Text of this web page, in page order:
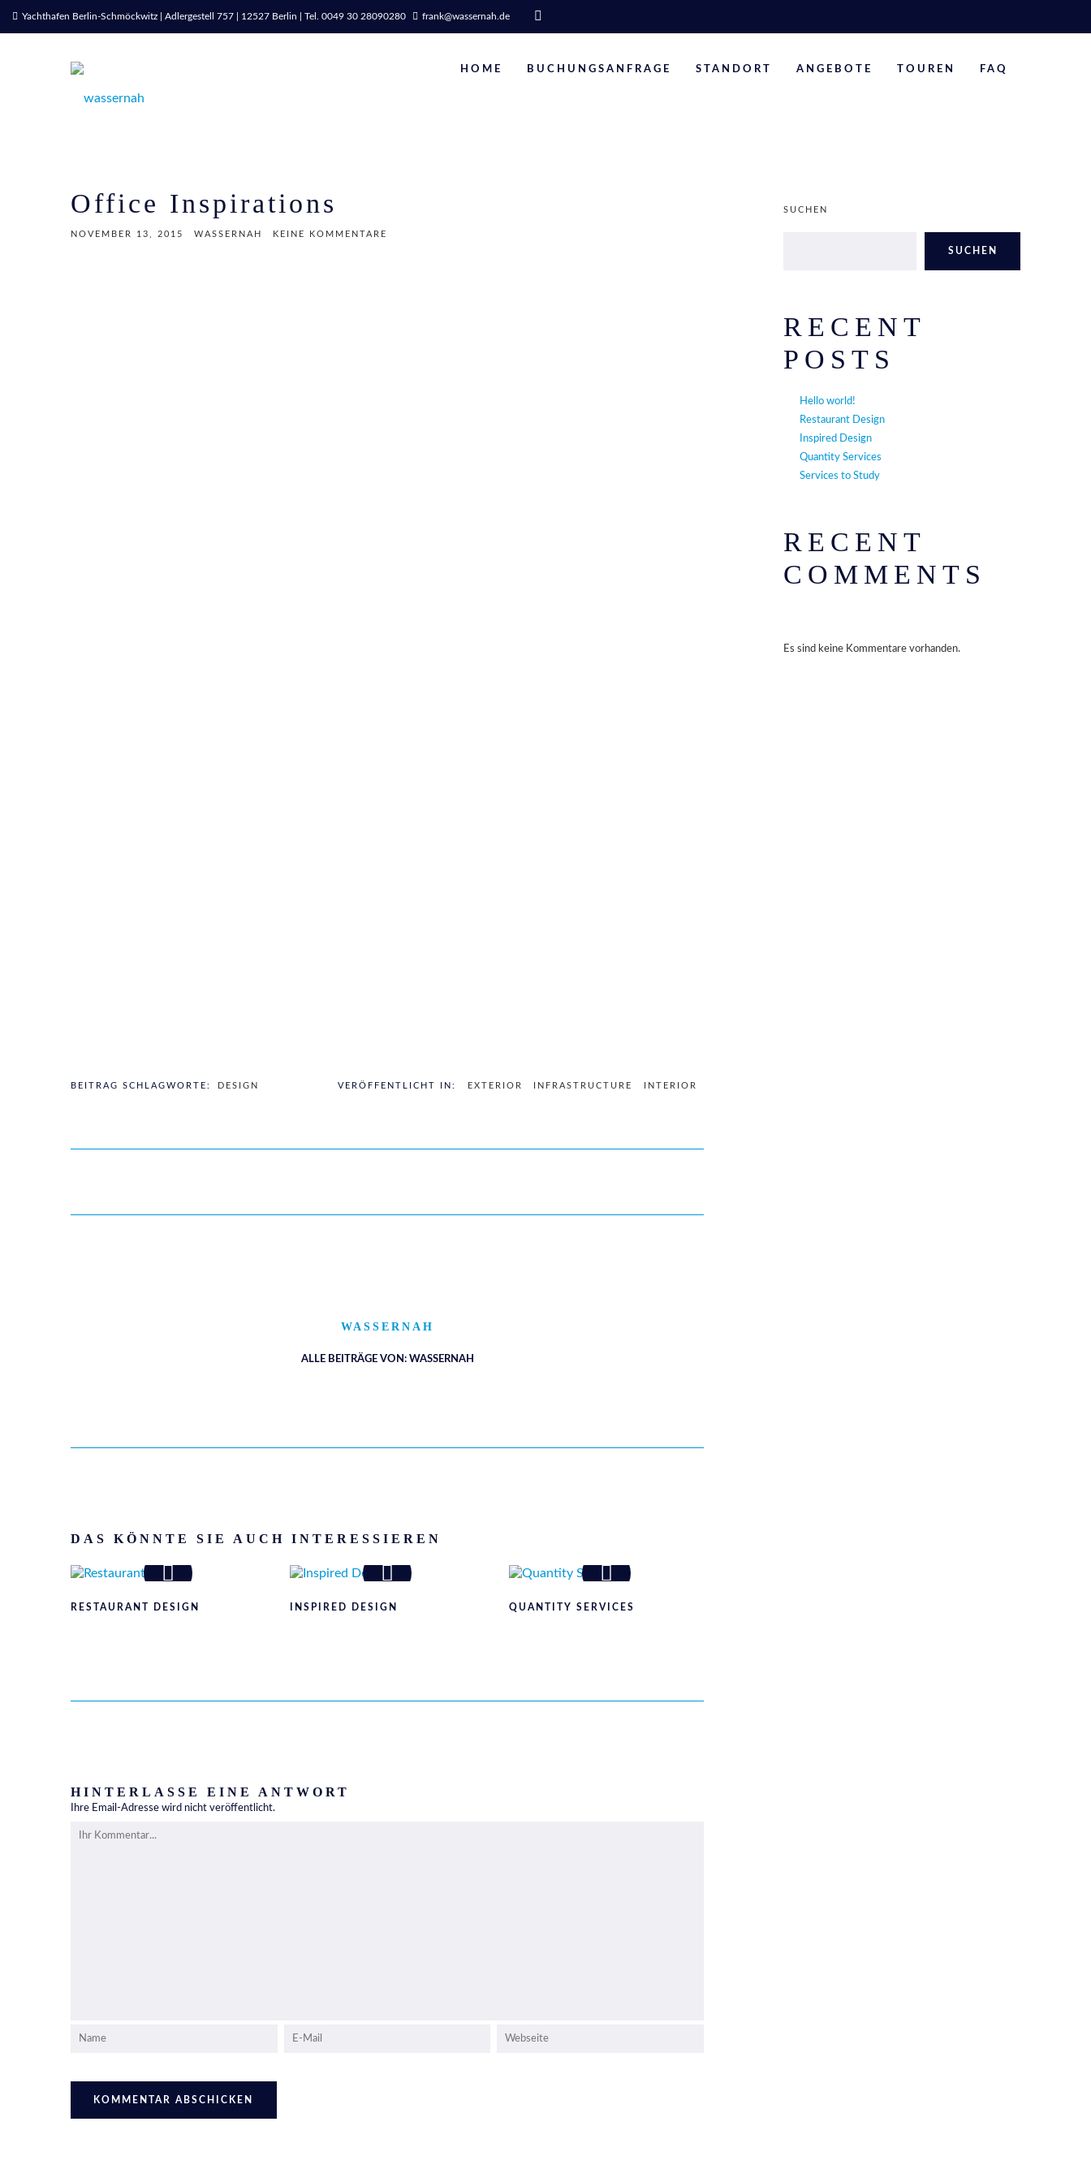
Yachthafen Berlin-Schmöckwitz | Adlergestell 757 | 12527 Berlin | Tel. 0049 30 28090280 frank@wassernah.de
HOME BUCHUNGSANFRAGE STANDORT ANGEBOTE TOUREN FAQ
Office Inspirations
NOVEMBER 13, 2015 WASSERNAH KEINE KOMMENTARE
BEITRAG SCHLAGWORTE: DESIGN VERÖFFENTLICHT IN: EXTERIOR INFRASTRUCTURE INTERIOR
WASSERNAH
ALLE BEITRÄGE VON: WASSERNAH
DAS KÖNNTE SIE AUCH INTERESSIEREN
RESTAURANT DESIGN INSPIRED DESIGN QUANTITY SERVICES
HINTERLASSE EINE ANTWORT
Ihre Email-Adresse wird nicht veröffentlicht.
SUCHEN
SUCHEN
RECENT
POSTS
Hello world!
Restaurant Design
Inspired Design
Quantity Services
Services to Study
RECENT
COMMENTS
Es sind keine Kommentare vorhanden.